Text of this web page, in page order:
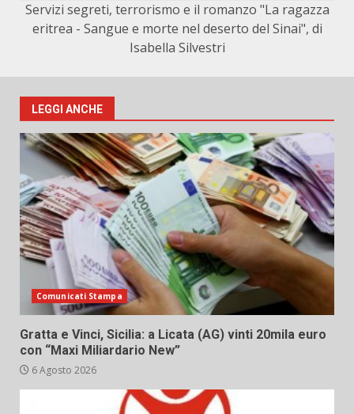
Servizi segreti, terrorismo e il romanzo "La ragazza
eritrea - Sangue e morte nel deserto del Sinai", di
Isabella Silvestri
LEGGI ANCHE
Comunicati Stampa
Gratta e Vinci, Sicilia: a Licata (AG) vinti 20mila euro
con “Maxi Miliardario New”
6 Agosto 2026